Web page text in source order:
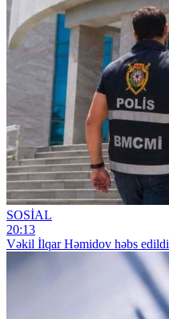
SOSİAL
20:13
Vəkil İlqar Həmidov həbs edildi